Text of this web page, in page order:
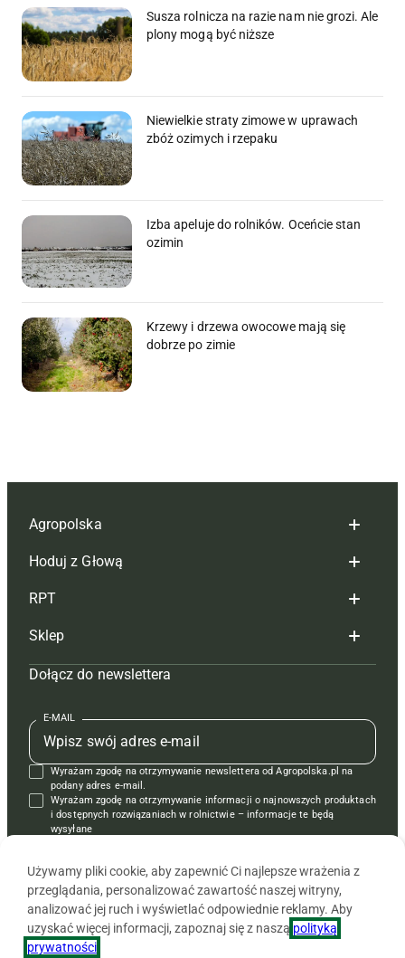
Susza rolnicza na razie nam nie grozi. Ale
plony mogą być niższe
Niewielkie straty zimowe w uprawach
zbóż ozimych i rzepaku
Izba apeluje do rolników. Oceńcie stan
ozimin
Krzewy i drzewa owocowe mają się
dobrze po zimie
Agropolska
Redakcja
Reklama
Tagi
Mapa serwisu
Kontakt
Regulamin
Polityka prywatności
Hoduj z Głową
Hoduj z głową bydło
Hoduj z głową świnie
Prenumerata
Redakcja
Kontakt
Reklama
RPT
Redakcja
Prenumerata
Reklama
Kontakt
Krzyżówki
Sklep
Czasopisma i prenumerata
Książki
Regulamin
Dołącz do newslettera
E-MAIL
Wyrażam zgodę na otrzymywanie newslettera od Agropolska.pl na
podany adres e-mail.
Wyrażam zgodę na otrzymywanie informacji o najnowszych produktach
i dostępnych rozwiązaniach w rolnictwie – informacje te będą
wysyłane
Używamy pliki cookie, aby zapewnić Ci najlepsze wrażenia z
przeglądania, personalizować zawartość naszej witryny,
analizować jej ruch i wyświetlać odpowiednie reklamy. Aby
uzyskać więcej informacji, zapoznaj się z naszą polityką
prywatności